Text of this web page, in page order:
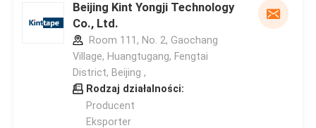
Beijing Kint Yongji Technology
Co., Ltd.
Room 111, No. 2, Gaochang
Village, Huangtugang, Fengtai
District, Beijing ,
Rodzaj działalności:
Producent
Eksporter